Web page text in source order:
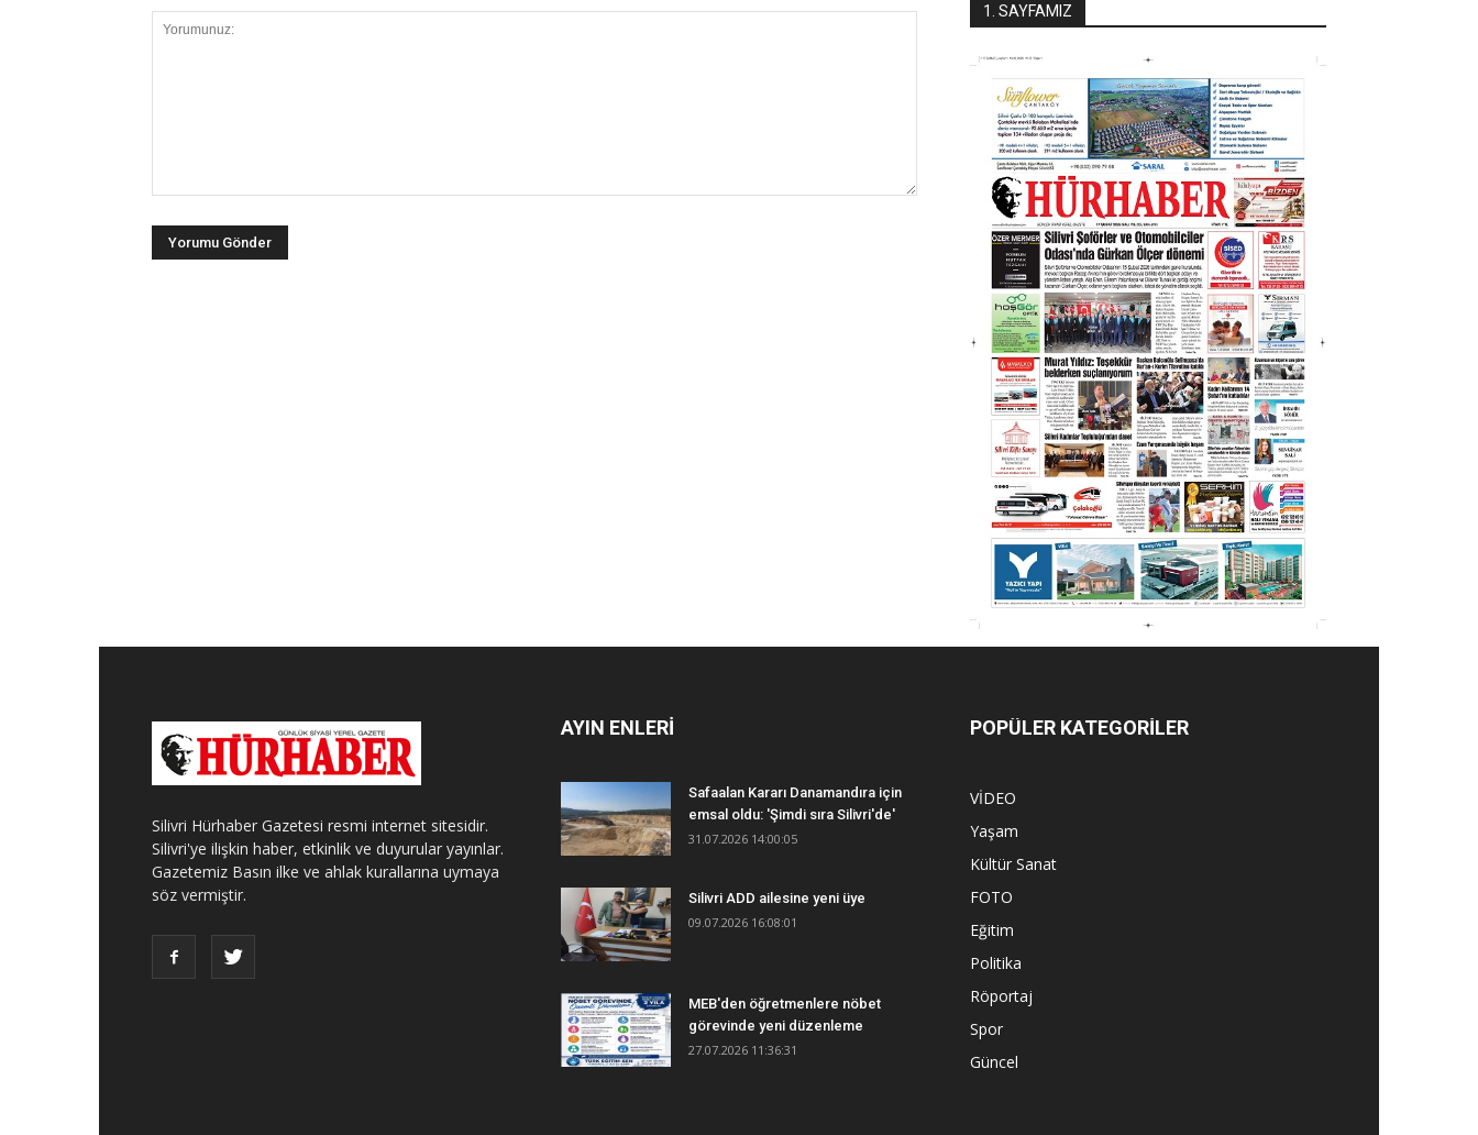
1. SAYFAMIZ
Silivri Hürhaber Gazetesi resmi internet sitesidir.
Silivri'ye ilişkin haber, etkinlik ve duyurular yayınlar.
Gazetemiz Basın ilke ve ahlak kurallarına uymaya
söz vermiştir.
AYIN ENLERİ
Safaalan Kararı Danamandıra için
emsal oldu: 'Şimdi sıra Silivri'de'
31.07.2026 14:00:05
Silivri ADD ailesine yeni üye
09.07.2026 16:08:01
MEB'den öğretmenlere nöbet
görevinde yeni düzenleme
27.07.2026 11:36:31
POPÜLER KATEGORİLER
VİDEO
Yaşam
Kültür Sanat
FOTO
Eğitim
Politika
Röportaj
Spor
Güncel